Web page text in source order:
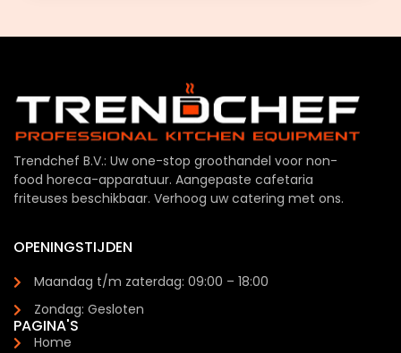
Trendchef B.V.: Uw one-stop groothandel voor non-
food horeca-apparatuur. Aangepaste cafetaria
friteuses beschikbaar. Verhoog uw catering met ons.
OPENINGSTIJDEN
Maandag t/m zaterdag: 09:00 – 18:00
Zondag: Gesloten
PAGINA'S
Home